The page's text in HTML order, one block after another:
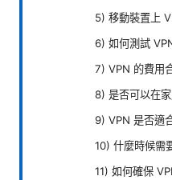
5) 移動裝置上
6) 如何測試
7) VPN 的費用
8) 是否可以在
9) VPN 是否適
10) 什麼時候需
11) 如何確保